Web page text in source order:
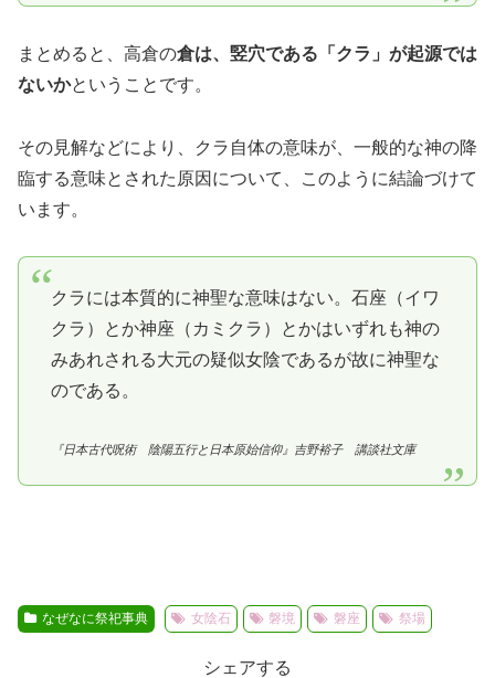
まとめると、高倉の倉は、竪穴である「クラ」が起源では
ないかということです。
その見解などにより、クラ自体の意味が、一般的な神の降
臨する意味とされた原因について、このように結論づけて
います。
クラには本質的に神聖な意味はない。石座（イワ
クラ）とか神座（カミクラ）とかはいずれも神の
みあれされる大元の疑似女陰であるが故に神聖な
のである。
『日本古代呪術 陰陽五行と日本原始信仰』吉野裕子 講談社文庫
なぜなに祭祀事典 女陰石 磐境 磐座 祭場
シェアする